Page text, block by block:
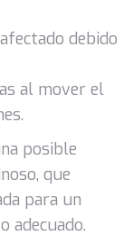
debido
al mover el
posible
que
para un
adecuado.